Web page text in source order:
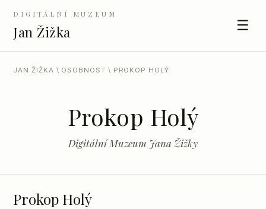
DIGITÁLNÍ MUZEUM
Jan Žižka ☰
JAN ŽIŽKA \ OSOBNOST \ PROKOP HOLÝ
Prokop Holý
Digitální Muzeum Jana Žižky
Prokop Holý